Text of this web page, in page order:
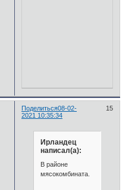
Поделиться 15
08-02-
2021 10:35:34
Ирландец
написал(а):
В районе
мясокомбината.